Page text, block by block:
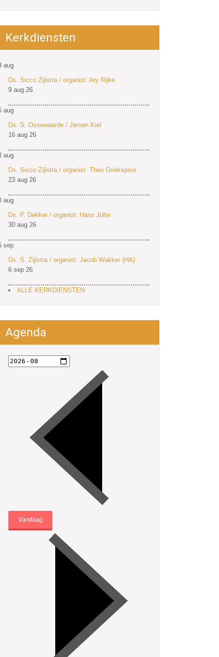
Kerkdiensten
aug
Ds. Sicco Zijlstra / organist: Ary Rijke
9 aug 26
aug
Ds. S. Ossewaarde / Jeroen Kiel
16 aug 26
aug
Ds. Sicco Zijlstra / organist: Theo Griekspoor
23 aug 26
aug
Ds. P. Dekker / organist: Hans Jütte
30 aug 26
sep
Ds. S. Zijlstra / organist: Jacob Wakker (HA)
6 sep 26
ALLE KERKDIENSTEN
Agenda
Vandaag